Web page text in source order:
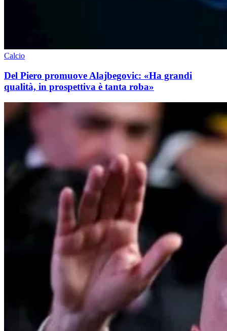
Calcio
Del Piero promuove Alajbegovic: «Ha grandi
qualità, in prospettiva è tanta roba»